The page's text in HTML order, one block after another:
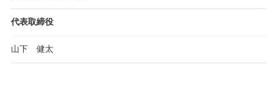
代表取締役
山下 健太